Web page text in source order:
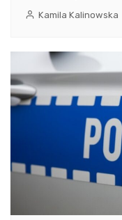
Kamila Kalinowska